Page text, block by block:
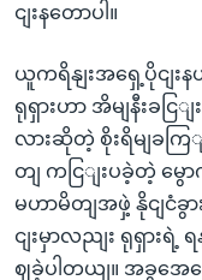
ငျးနတောပါ။
ယူကရိနျးအရှေ့ပိုငျး
ရုရှားဟာ အိမျနီးခငြ
လားဆိုတဲ့ စိုးရိမျခက
တျ ကငြျးပခဲ့တဲ့ မွေ
မဟာမိတျအဖှဲ့ နိုငျငံခွ
ငျးမှာလညျး ရုရှား
ဈခဲ့ပါတယျ။ အခွအေ